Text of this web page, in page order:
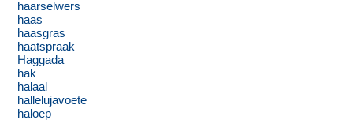
haarselwers
haas
haasgras
haatspraak
Haggada
hak
halaal
hallelujavoete
haloep